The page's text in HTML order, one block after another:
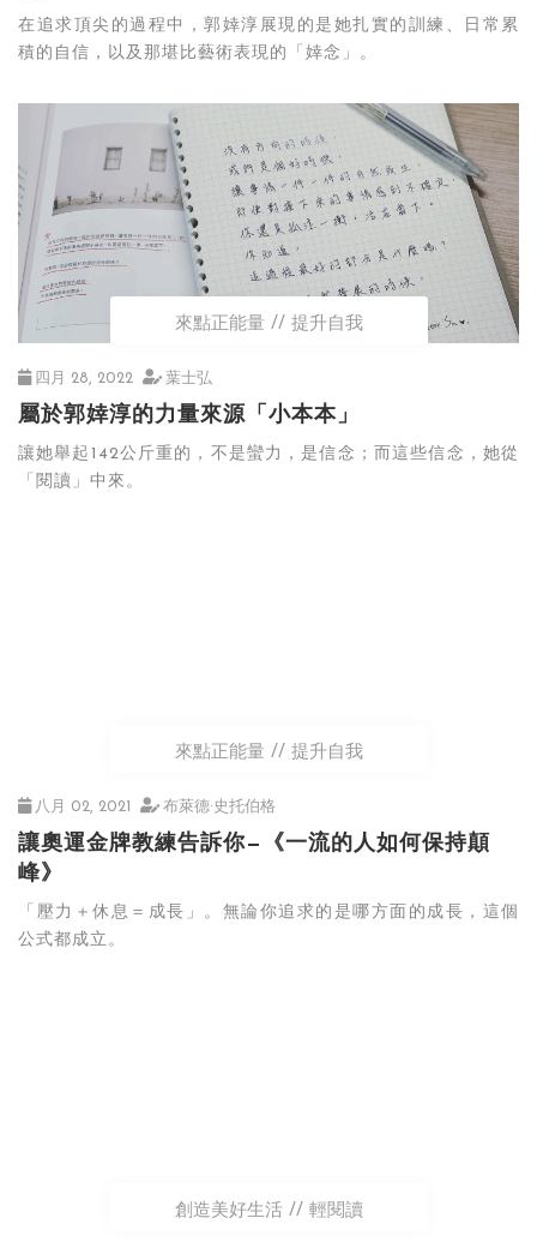
在追求頂尖的過程中，郭婞淳展現的是她扎實的訓練、日常累
積的自信，以及那堪比藝術表現的「婞念」。
來點正能量 提升自我
四月 28, 2022 葉士弘
屬於郭婞淳的力量來源「小本本」
讓她舉起142公斤重的，不是蠻力，是信念；而這些信念，她從
「閱讀」中來。
來點正能量 提升自我
八月 02, 2021 布萊德·史托伯格
讓奧運金牌教練告訴你—《一流的人如何保持顛
峰》
「壓力＋休息＝成長」。無論你追求的是哪方面的成長，這個
公式都成立。
創造美好生活 輕閱讀